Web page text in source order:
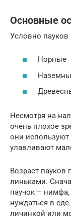
Основные
Условно пауков
Норные
Несмотря на
очень плохое
они
улавливают
Возраст пауков
линьками.
паучок –
нуждаться в
личинкой или